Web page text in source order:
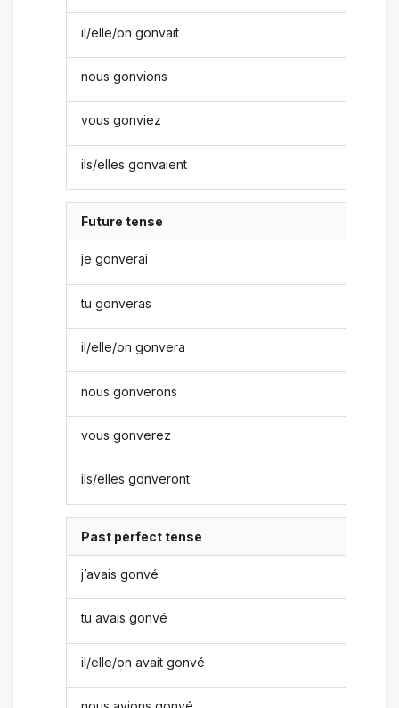
il/elle/on gonvait
nous gonvions
vous gonviez
ils/elles gonvaient
Future tense
je gonverai
tu gonveras
il/elle/on gonvera
nous gonverons
vous gonverez
ils/elles gonveront
Past perfect tense
j’avais gonvé
tu avais gonvé
il/elle/on avait gonvé